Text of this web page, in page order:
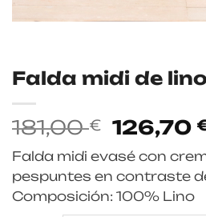
Falda midi de lino
181,00€
El
precio
original
era:
181,00 €.
126,70
Falda midi evasé con
pespuntes en contraste
Composición: 100% Lino